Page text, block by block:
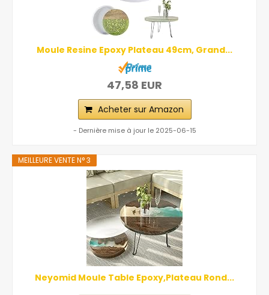
Moule Resine Epoxy Plateau 49cm, Grand...
47,58 EUR
Acheter sur Amazon
- Dernière mise à jour le 2025-06-15
MEILLEURE VENTE N° 3
Neyomid Moule Table Epoxy,Plateau Rond...